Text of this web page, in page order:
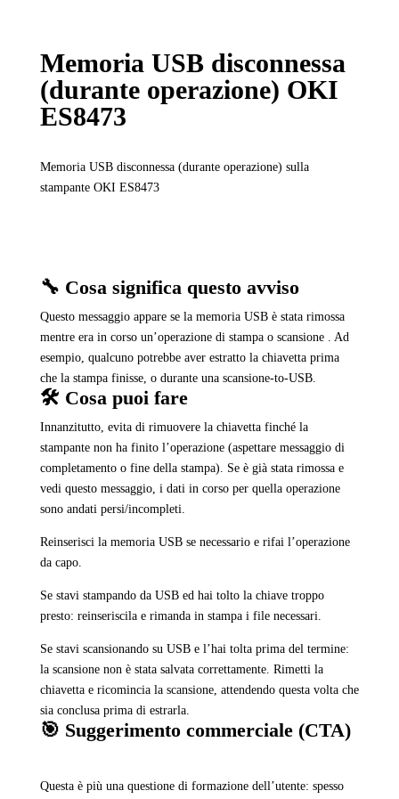
Memoria USB disconnessa
(durante operazione) OKI
ES8473
Memoria USB disconnessa (durante operazione) sulla
stampante OKI ES8473
🔧 Cosa significa questo avviso
Questo messaggio appare se la memoria USB è stata rimossa
mentre era in corso un’operazione di stampa o scansione . Ad
esempio, qualcuno potrebbe aver estratto la chiavetta prima
che la stampa finisse, o durante una scansione-to-USB.
🛠️ Cosa puoi fare
Innanzitutto, evita di rimuovere la chiavetta finché la
stampante non ha finito l’operazione (aspettare messaggio di
completamento o fine della stampa). Se è già stata rimossa e
vedi questo messaggio, i dati in corso per quella operazione
sono andati persi/incompleti.
Reinserisci la memoria USB se necessario e rifai l’operazione
da capo.
Se stavi stampando da USB ed hai tolto la chiave troppo
presto: reinseriscila e rimanda in stampa i file necessari.
Se stavi scansionando su USB e l’hai tolta prima del termine:
la scansione non è stata salvata correttamente. Rimetti la
chiavetta e ricomincia la scansione, attendendo questa volta che
sia conclusa prima di estrarla.
🎯 Suggerimento commerciale (CTA)
Questa è più una questione di formazione dell’utente: spesso